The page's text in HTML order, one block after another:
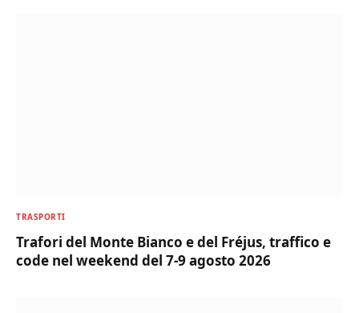
TRASPORTI
Trafori del Monte Bianco e del Fréjus, traffico e
code nel weekend del 7-9 agosto 2026